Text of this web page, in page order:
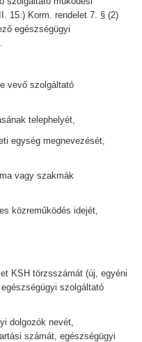
15.) Korm. rendelet 7. § (2)
egészségügyi
vevő szolgáltató
telephelyét,
egység megnevezését,
vagy szakmák
közreműködés idejét,
KSH törzsszámát (új, egyéni
szolgáltató
dolgozók nevét,
számát, egészségügyi